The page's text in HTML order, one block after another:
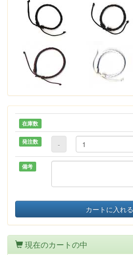
在庫数
発注数 -
備考
カートに入れる
現在のカートの中